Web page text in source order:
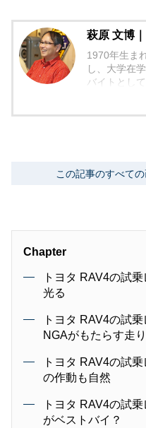
萩原 文博
1970年生ま
し、大学在
バイトとし
編集作業に
動向や流行
この記事のすべて
Chapter
トヨタ RAV4の試
光る
トヨタ RAV4の試
NGAがもたらす走
トヨタ RAV4の試
の作動も自然
トヨタ RAV4の試
がベストバイ？